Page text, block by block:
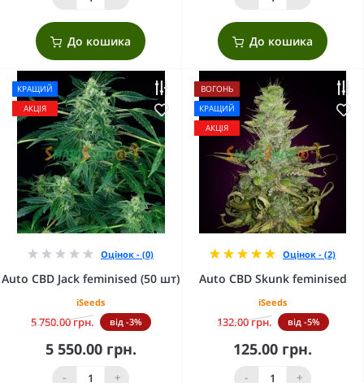
До кошика До кошика
КРАЩИЙ
АКЦІЯ
Оцінок - (0)
Auto CBD Jack feminised (50 шт)
iSeeds
5 750.00 грн. від -3%
5 550.00 грн.
- +
ВОГОНЬ
КРАЩИЙ
АКЦІЯ
Оцінок - (2)
Auto CBD Skunk feminised
iSeeds
132.00 грн. від -5%
125.00 грн.
- +